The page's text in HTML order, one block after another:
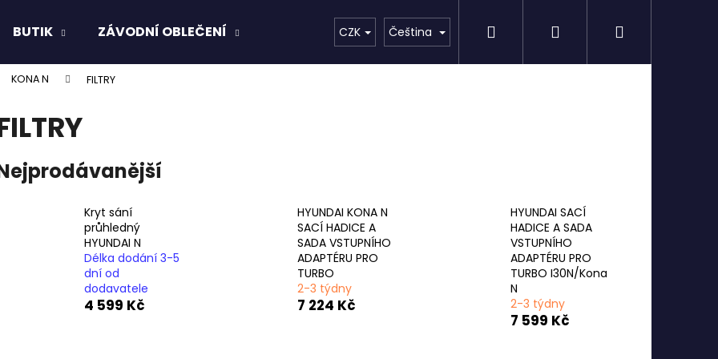
BUTIK ZÁVODNÍ OBLEČENÍ AKCE Značky
CZK Čeština Přihlášení
KONA N FILTRY
Kryt sání
průhledný
HYUNDAI N
Délka dodání 3-5
dní od
dodavatele
4 599 Kč
HYUNDAI KONA N
SACÍ HADICE A
SADA VSTUPNÍHO
ADAPTÉRU PRO
TURBO
2-3 týdny
7 224 Kč
HYUNDAI SACÍ
HADICE A SADA
VSTUPNÍHO
ADAPTÉRU PRO
TURBO I30N/Kona
N
2-3 týdny
7 599 Kč
Co potřebujete najít?
Doporučujeme